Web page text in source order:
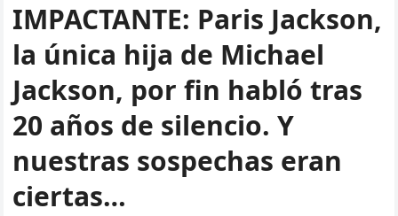
IMPACTANTE: Paris Jackson,
la única hija de Michael
Jackson, por fin habló tras
20 años de silencio. Y
nuestras sospechas eran
ciertas…